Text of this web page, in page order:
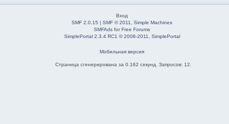
Вход
SMF 2.0.15 |SMF © 2011 ,Simple Machines
SMFAds forFree Forums
SimplePortal 2.3.4 RC1 © 2008-2011, SimplePortal
Мобильная версия
Страница сгенерирована за 0.162 секунд. Запросов: 12.